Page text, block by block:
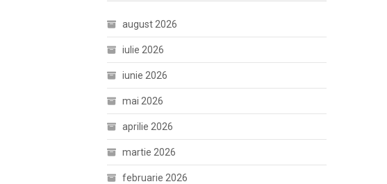
august 2026
iulie 2026
iunie 2026
mai 2026
aprilie 2026
martie 2026
februarie 2026